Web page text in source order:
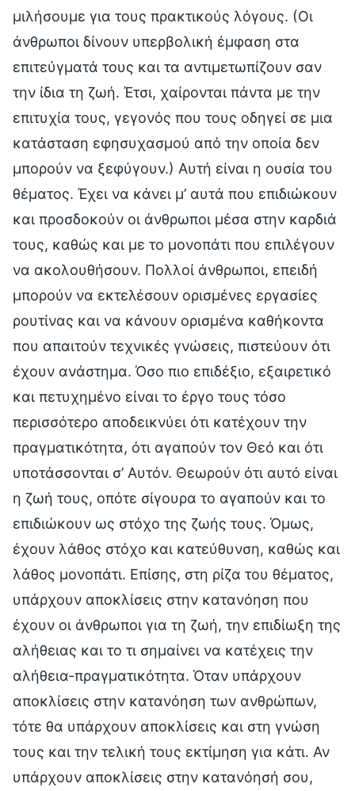
μιλήσουμε για τους πρακτικούς λόγους. (Οι
άνθρωποι δίνουν υπερβολική έμφαση στα
επιτεύγματά τους και τα αντιμετωπίζουν σαν
την ίδια τη ζωή. Έτσι, χαίρονται πάντα με την
επιτυχία τους, γεγονός που τους οδηγεί σε μια
κατάσταση εφησυχασμού από την οποία δεν
μπορούν να ξεφύγουν.) Αυτή είναι η ουσία του
θέματος. Έχει να κάνει μ’ αυτά που επιδιώκουν
και προσδοκούν οι άνθρωποι μέσα στην καρδιά
τους, καθώς και με το μονοπάτι που επιλέγουν
να ακολουθήσουν. Πολλοί άνθρωποι, επειδή
μπορούν να εκτελέσουν ορισμένες εργασίες
ρουτίνας και να κάνουν ορισμένα καθήκοντα
που απαιτούν τεχνικές γνώσεις, πιστεύουν ότι
έχουν ανάστημα. Όσο πιο επιδέξιο, εξαιρετικό
και πετυχημένο είναι το έργο τους τόσο
περισσότερο αποδεικνύει ότι κατέχουν την
πραγματικότητα, ότι αγαπούν τον Θεό και ότι
υποτάσσονται σ’ Αυτόν. Θεωρούν ότι αυτό είναι
η ζωή τους, οπότε σίγουρα το αγαπούν και το
επιδιώκουν ως στόχο της ζωής τους. Όμως,
έχουν λάθος στόχο και κατεύθυνση, καθώς και
λάθος μονοπάτι. Επίσης, στη ρίζα του θέματος,
υπάρχουν αποκλίσεις στην κατανόηση που
έχουν οι άνθρωποι για τη ζωή, την επιδίωξη της
αλήθειας και το τι σημαίνει να κατέχεις την
αλήθεια-πραγματικότητα. Όταν υπάρχουν
αποκλίσεις στην κατανόηση των ανθρώπων,
τότε θα υπάρχουν αποκλίσεις και στη γνώση
τους και την τελική τους εκτίμηση για κάτι. Αν
υπάρχουν αποκλίσεις στην κατανόησή σου,